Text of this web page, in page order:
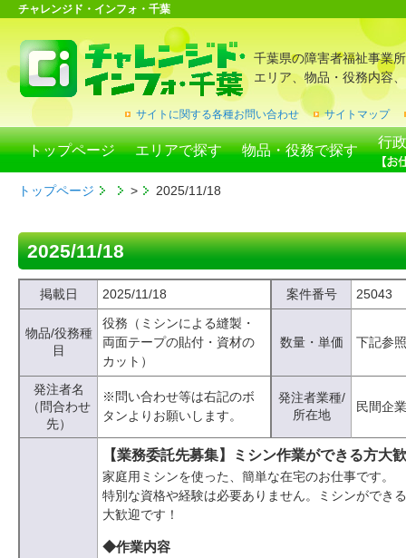
チャレンジド・インフォ・千葉
千葉県の障害者福祉事業
エリア、物品・役務内容
サイトに関する各種お問い合わせ サイトマップ
トップページ エリアで探す 物品・役務で探す
行
トップページ > 2025/11/18
2025/11/18
掲載日 2025/11/18 案件番号 25043
物品/役務種
目
役務（ミシンによる縫製・
両面テープの貼付・資材の
カット）
数量・単価 下記参照
発注者名
（問合わせ
先）
※問い合わせ等は右記のボ
タンよりお願いします。
発注者業種/
所在地
民間企
【業務委託先募集】ミシン作業ができる方大
家庭用ミシンを使った、簡単な在宅のお仕事です。
特別な資格や経験は必要ありません。ミシンができ
大歓迎です！
◆作業内容